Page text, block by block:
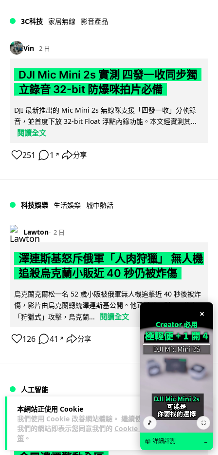
本網站正使用 Cookie
我們使用 Cookie 改善網站體驗。 繼續使用
我們的網站即表示您同意我們的 Cookie 政
策 。
3C科技 家居無線 影音產品
Vin 2 日
DJI Mic Mini 2s 實測 四發一收同步獨
立錄音 32-bit 防爆咪拍片必備
DJI 最新推出的 Mic Mini 2s 無線咪支援「四發一收」分軌錄
音，並首度下放 32-bit Float 浮點內錄功能。本文經實測其...
閱讀全文
251 1 ↗ 分享
科技娛樂 生活娛樂 城中熱話
Lawton 2 日
澤連斯基怒斥俄軍「人肉狩獵」 無人機
追殺烏克蘭小販近 40 秒仍被炸傷
烏克蘭克爾松一名 52 歲小販被俄軍無人機追擊近 40 秒後被炸
傷，影片由烏克蘭總統澤連斯基公開。他直斥俄軍對平民進行
「狩獵式」攻擊，烏克蘭...
閱讀全文
126 41 ↗ 分享
人工智能
Lawton 2 日
中國湖北男自學 AI 「煉金術」 屋內煉
×
🎵 ⛶
📖 詳細評測 →